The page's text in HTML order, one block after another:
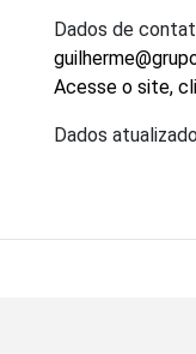
Dados de
Acesse o site,
Dados